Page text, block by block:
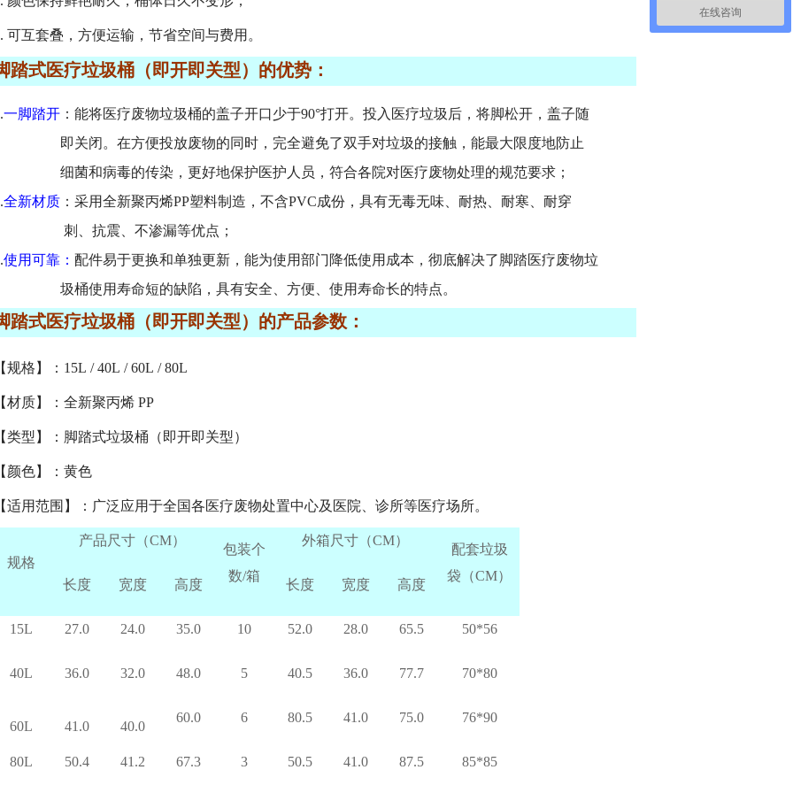
可互套叠，方便运输，节省空间与费用。
踏式医疗垃圾桶（即开即关型）的优势：
一脚踏开 ：能将医疗废物垃圾桶的盖子开口少于90°打开。投入医疗垃圾后，将脚松开，盖子随
即关闭。在方便投放废物的同时，完全避免了双手对垃圾的接触，能最大限度地防止
细菌和病毒的传染，更好地保护医护人员，符合各院对医疗废物处理的规范要求；
全新材质 ：采用全新聚丙烯PP塑料制造，不含PVC成份，具有无毒无味、耐热、耐寒、耐穿
刺、抗震、不渗漏等优点；
使用可靠： 配件易于更换和单独更新，能为使用部门降低使用成本，彻底解决了脚踏医疗废物垃
圾桶使用寿命短的缺陷，具有安全、方便、使用寿命长的特点。
踏式医疗垃圾桶（即开即关型）的产品参数：
【规格】：15L / 40L / 60L / 80L
【材质】：全新聚丙烯 PP
【类型】：脚踏式垃圾桶（即开即关型）
【颜色】：黄色
【适用范围】：广泛应用于全国各医疗废物处置中心及医院、诊所等医疗场所。
规格
产品尺寸（CM）
包装个
数/箱
外箱尺寸（CM）
配套垃圾
袋（CM）
长度 宽度 高度 长度 宽度 高度
15L 27.0 24.0 35.0 10 52.0 28.0 65.5 50*56
40L 36.0 32.0 48.0 5 40.5 36.0 77.7 70*80
60L 41.0 40.0
60.0 6 80.5 41.0 75.0 76*90
80L 50.4 41.2 67.3 3 50.5 41.0 87.5 85*85
在线咨询